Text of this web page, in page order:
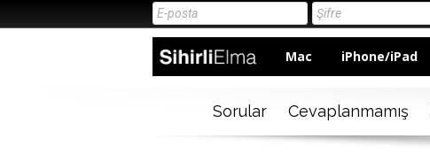
Mac iPhone/iPad
Sorular Cevaplanmamış